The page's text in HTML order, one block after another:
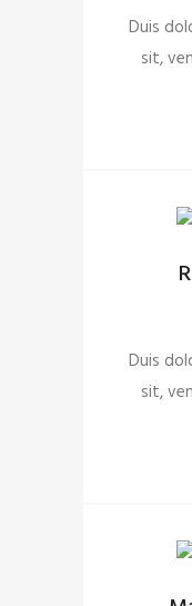
Duis
sit,
Duis
sit,